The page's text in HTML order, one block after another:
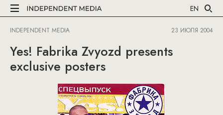
EN
INDEPENDENT MEDIA 23 ИЮЛЯ 2004
Yes! Fabrika Zvyozd presents
exclusive posters